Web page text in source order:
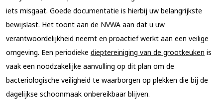
iets misgaat. Goede documentatie is hierbij uw belangrijkste
bewijslast. Het toont aan de NVWA aan dat u uw
verantwoordelijkheid neemt en proactief werkt aan een veilige
omgeving. Een periodieke dieptereiniging van de grootkeuken is
vaak een noodzakelijke aanvulling op dit plan om de
bacteriologische veiligheid te waarborgen op plekken die bij de
dagelijkse schoonmaak onbereikbaar blijven.